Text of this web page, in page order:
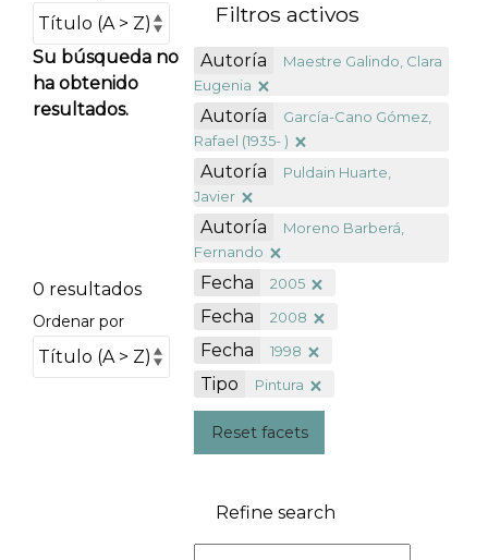
Su búsqueda no
ha obtenido
resultados.
0 resultados
Ordenar por
Filtros activos
Autoría
Maestre Galindo, Clara
Eugenia
Autoría
García-Cano Gómez,
Rafael (1935- )
Autoría
Puldain Huarte,
Javier
Autoría
Moreno Barberá,
Fernando
Fecha 2005
Fecha 2008
Fecha 1998
Tipo Pintura
Reset facets
Refine search